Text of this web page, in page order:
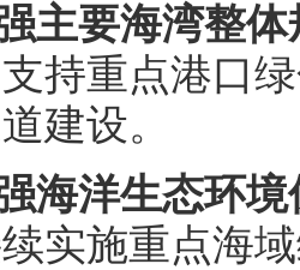
主要海湾整体
持重点港口
建设。
海洋生态环境
实施重点海